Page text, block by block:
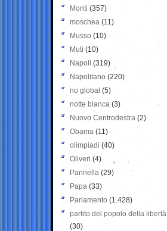
Monti (357)
moschea (11)
Musso (10)
Muti (10)
Napoli (319)
Napolitano (220)
no global (5)
notte bianca (3)
Nuovo Centrodestra (2)
Obama (11)
olimpiadi (40)
Oliveri (4)
Pannella (29)
Papa (33)
Parlamento (1.428)
partito del popolo della libertà
(30)